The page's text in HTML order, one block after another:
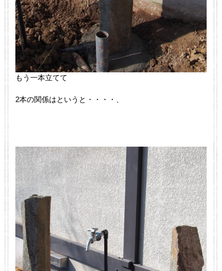
もう一本立てて
2本の関係はというと・・・・、